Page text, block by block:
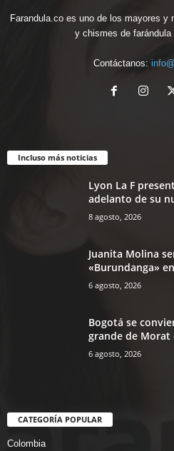
Farandula.co es uno de los mayores y
y chismes de farándula
Contáctanos:
Incluso más noticias
Lyon La F
adelanto de su
8 agosto, 2026
Juanita Molina
«Burundanga»
6 agosto, 2026
Bogotá se
grande de Morat
6 agosto, 2026
CATEGORÍA POPULAR
Colombia